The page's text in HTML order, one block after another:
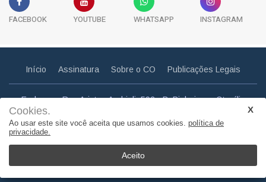
Cookies.
Ao usar este site você aceita que usamos cookies. política de
privacidade.
Aceito
FACEBOOK YOUTUBE WHATSAPP INSTAGRAM
Início Assinatura Sobre o CO Publicações Legais
Endereço: Rua Aristeu Andrioli, 592 - B. Pinheiros - Otacílio
Email: correiootaciliense@gmail.com
© Copyright 2011. Todos os direitos reservados | Correio